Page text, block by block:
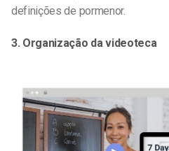
definições de pormenor.
3. Organização da videoteca